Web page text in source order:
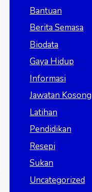
Bantuan
Berita Semasa
Biodata
Gaya Hidup
Informasi
Jawatan Kosong
Latihan
Pendidikan
Resepi
Sukan
Uncategorized